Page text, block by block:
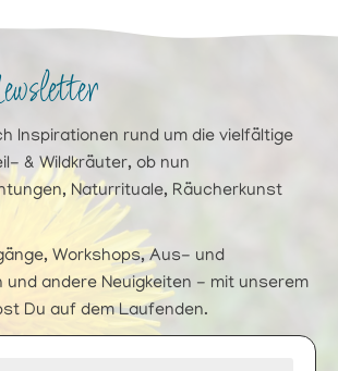
Inspirationen rund um die vielfältige
& Wildkräuter, ob nun
Naturrituale, Räucherkunst
Workshops, Aus- und
und andere Neuigkeiten - mit unserem
Du auf dem Laufenden.